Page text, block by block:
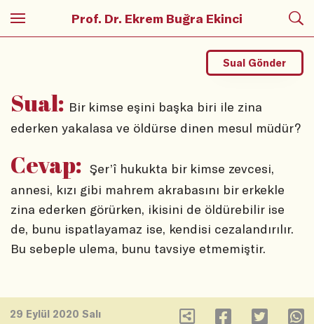
Prof. Dr. Ekrem Buğra Ekinci
Sual: Bir kimse eşini başka biri ile zina
ederken yakalasa ve öldürse dinen mesul müdür?
Sual Gönder
Cevap: Şer’î hukukta bir kimse zevcesi,
annesi, kızı gibi mahrem akrabasını bir erkekle
zina ederken görürken, ikisini de öldürebilir ise
de, bunu ispatlayamaz ise, kendisi cezalandırılır.
Bu sebeple ulema, bunu tavsiye etmemiştir.
29 Eylül 2020 Salı